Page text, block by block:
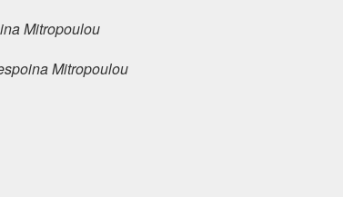
Mitropoulou
Mitropoulou